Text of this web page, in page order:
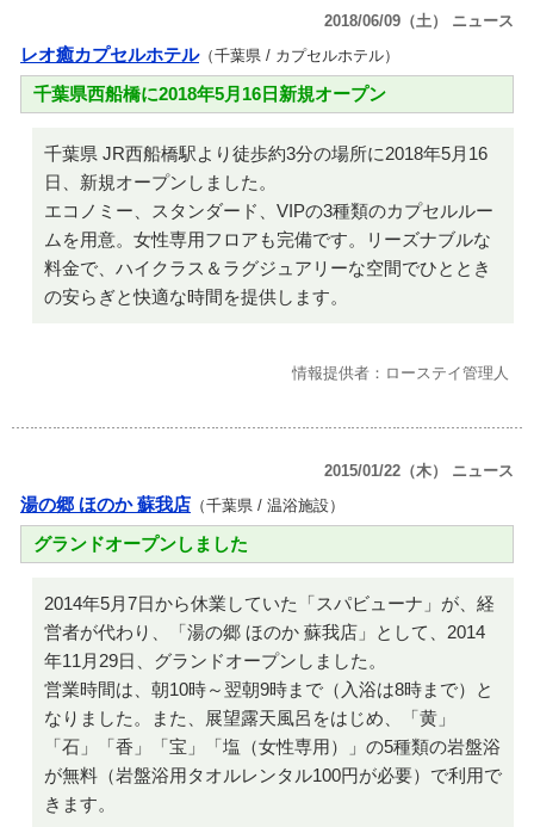
2018/06/09（土） ニュース
レオ癒カプセルホテル（千葉県 / カプセルホテル）
千葉県西船橋に2018年5月16日新規オープン
千葉県 JR西船橋駅より徒歩約3分の場所に2018年5月16
日、新規オープンしました。
エコノミー、スタンダード、VIPの3種類のカプセルルー
ムを用意。女性専用フロアも完備です。リーズナブルな
料金で、ハイクラス＆ラグジュアリーな空間でひととき
の安らぎと快適な時間を提供します。
情報提供者：ローステイ管理人
2015/01/22（木） ニュース
湯の郷 ほのか 蘇我店 （千葉県 / 温浴施設）
グランドオープンしました
2014年5月7日から休業していた「スパビューナ」が、経
営者が代わり、「湯の郷 ほのか 蘇我店」として、2014
年11月29日、グランドオープンしました。
営業時間は、朝10時～翌朝9時まで（入浴は8時まで）と
なりました。また、展望露天風呂をはじめ、「黄」
「石」「香」「宝」「塩（女性専用）」の5種類の岩盤浴
が無料（岩盤浴用タオルレンタル100円が必要）で利用で
きます。